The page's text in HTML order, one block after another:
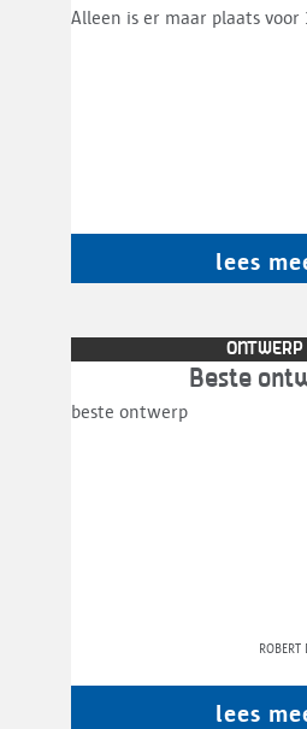
Alleen is er maar plaats
lees
ONTWERP
Beste
beste ontwerp
Robert
lees